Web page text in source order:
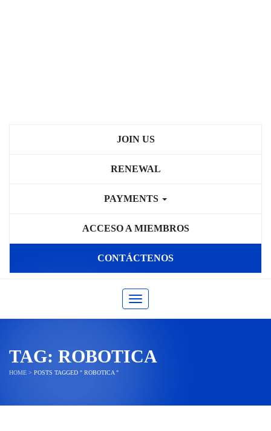
JOIN US
RENEWAL
PAYMENTS
ACCESO A MIEMBROS
CONTÁCTENOS
Toggle navigation
TAG: ROBOTICA
HOME > POSTS TAGGED " ROBOTICA "